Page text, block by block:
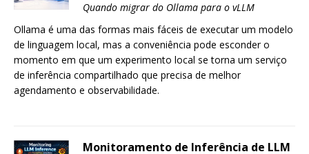
Quando migrar do Ollama para o vLLM
Ollama é uma das formas mais fáceis de executar um modelo
de linguagem local, mas a conveniência pode esconder o
momento em que um experimento local se torna um serviço
de inferência compartilhado que precisa de melhor
agendamento e observabilidade.
Monitoramento de Inferência de LLM